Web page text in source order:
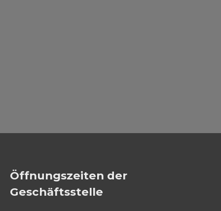
Öffnungszeiten der
Geschäftsstelle